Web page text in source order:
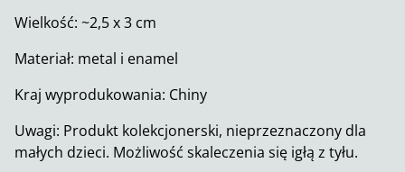
Wielkość: ~2,5 x 3 cm
Materiał: metal i enamel
Kraj wyprodukowania: Chiny
Uwagi: Produkt kolekcjonerski, nieprzeznaczony dla
małych dzieci. Możliwość skaleczenia się igłą z tyłu.